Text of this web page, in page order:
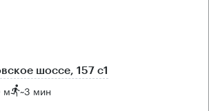
шоссе, 157 с1
м ~3 мин